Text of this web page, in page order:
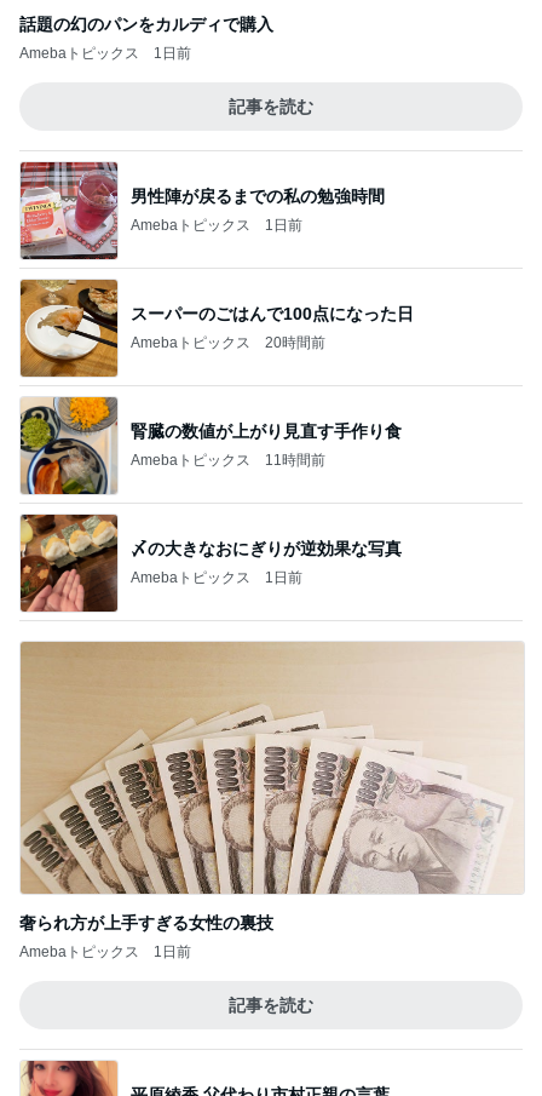
話題の幻のパンをカルディで購入
Amebaトピックス 1日前
記事を読む
男性陣が戻るまでの私の勉強時間
Amebaトピックス 1日前
スーパーのごはんで100点になった日
Amebaトピックス 20時間前
腎臓の数値が上がり見直す手作り食
Amebaトピックス 11時間前
〆の大きなおにぎりが逆効果な写真
Amebaトピックス 1日前
奢られ方が上手すぎる女性の裏技
Amebaトピックス 1日前
記事を読む